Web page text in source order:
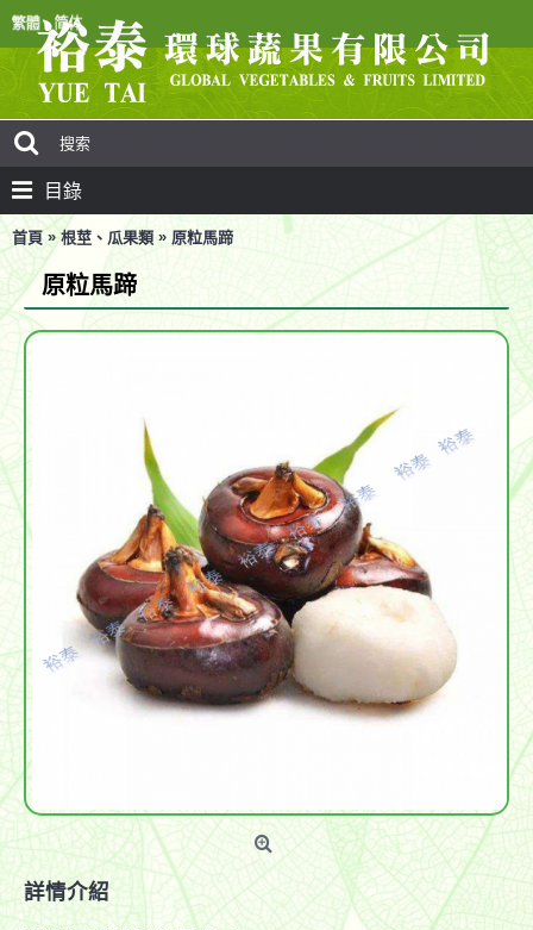
目錄
首頁 » 根莖、瓜果類 » 原粒馬蹄
原粒馬蹄
詳情介紹